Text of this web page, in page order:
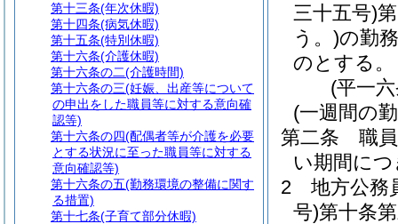
三十五号)
う。)の勤
のとする。
(平一
(一週間の
第二条
職
い期間に
2
地方公務
号)第十条
第十三条(年次休暇)
第十四条(病気休暇)
第十五条(特別休暇)
第十六条(介護休暇)
第十六条の二(介護時間)
第十六条の三(妊娠、出産等について
の申出をした職員等に対する意向確
認等)
第十六条の四(配偶者等が介護を必要
とする状況に至った職員等に対する
意向確認等)
第十六条の五(勤務環境の整備に関す
る措置)
第十七条(子育て部分休暇)